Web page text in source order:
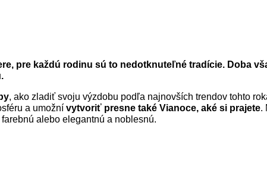
pre každú rodinu sú to nedotknuteľné tradície. Doba
, ako zladiť svoju výzdobu podľa najnovších trendov tohto
a umožní vytvoriť presne také Vianoce, aké si prajete.
alebo elegantnú a noblesnú.